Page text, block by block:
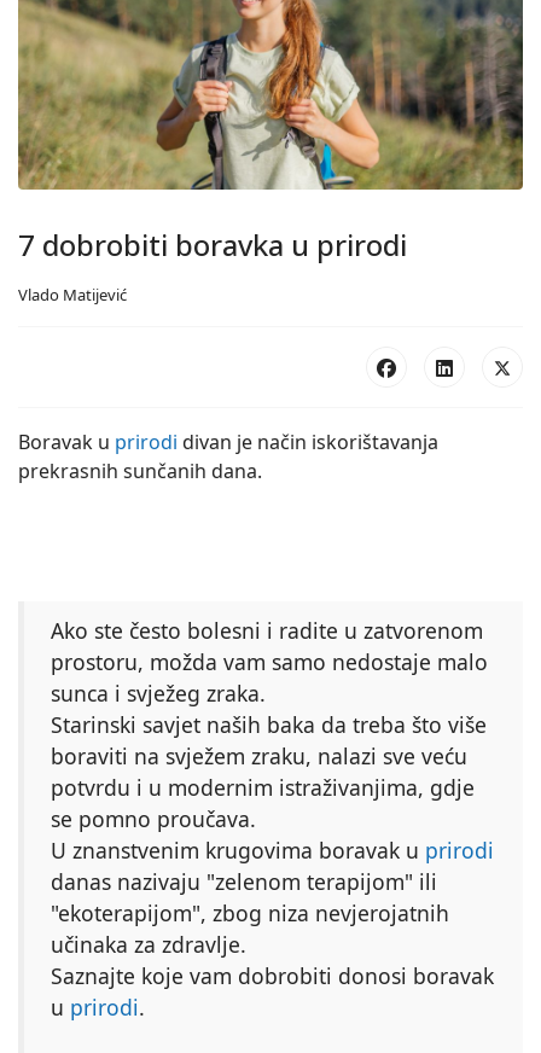
7 dobrobiti boravka u prirodi
Vlado Matijević
Boravak u prirodi divan je način iskorištavanja
prekrasnih sunčanih dana.
Ako ste često bolesni i radite u zatvorenom
prostoru, možda vam samo nedostaje malo
sunca i svježeg zraka.
Starinski savjet naših baka da treba što više
boraviti na svježem zraku, nalazi sve veću
potvrdu i u modernim istraživanjima, gdje
se pomno proučava.
U znanstvenim krugovima boravak u prirodi
danas nazivaju "zelenom terapijom" ili
"ekoterapijom", zbog niza nevjerojatnih
učinaka za zdravlje.
Saznajte koje vam dobrobiti donosi boravak
u prirodi.